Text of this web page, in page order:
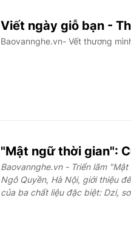
Viết ngày giỗ bạn -
Baovannghe.vn- Vết thương
"Mật ngữ thời gian":
Baovannghe.vn - Triển lãm
Ngô Quyền, Hà Nội, giới thiệu
của ba chất liệu đặc biệt: Dzi,